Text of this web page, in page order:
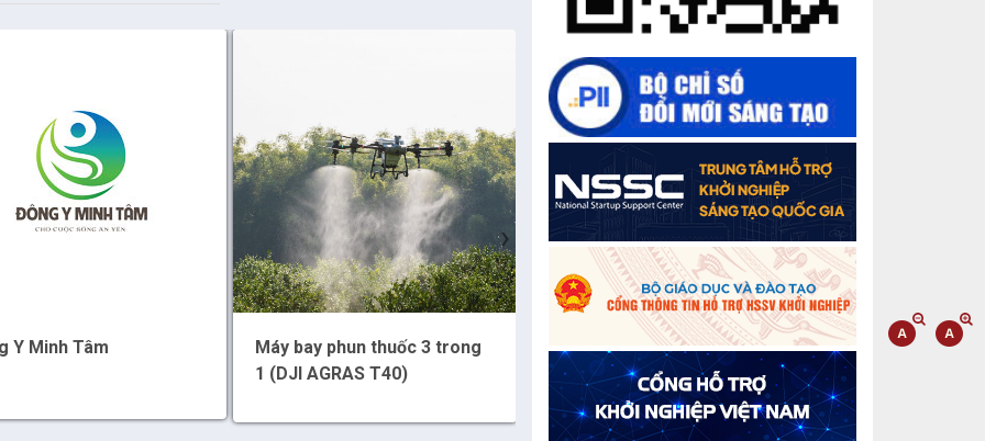
Y Minh Tâm
Máy bay phun thuốc 3 trong
1 (DJI AGRAS T40)
Cà phê đặc sản Việt Nam
100% Robusta
Gạo sạch Thăng
›
“Đi tắt, đón đầu” các công nghệ mới,
công nghệ tương lai
Quảng bá hình ảnh Đắk Lắk đến bạn
bè trong nước và quốc tế
Mời tham gia Hội chợ triển lãm
chuyên ngành Cà phê và sản phẩm
OCOP năm 2025
Kịch bản tăng trưởng kinh tế năm
2025: Khơi thông mọi nguồn lực cho
phát triển
Đắk Lắk xây dựng kịch bản tăng
trưởng kinh tế - xã hội năm 2025 đạt
8% trở lên